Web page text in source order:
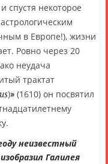
спустя некоторое
в Европе!), жизни
Ровно через 20
неудача
трактат
)» (1610) он посвятил
неизвестный
Галилея